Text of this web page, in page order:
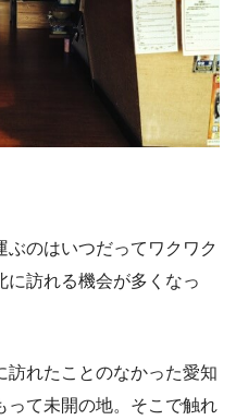
のはいつだってワクワク
に訪れる機会が多くなっ
訪れたことのなかった愛知
って未開の地。そこで触れ